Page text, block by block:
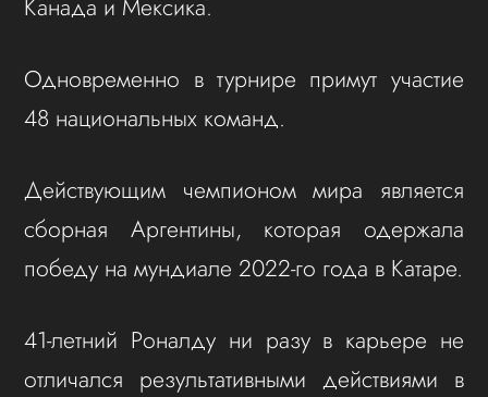
Канада и Мексика.
Одновременно в турнире примут участие
48 национальных команд.
Действующим чемпионом мира является
сборная Аргентины, которая одержала
победу на мундиале 2022-го года в Катаре.
41-летний Роналду ни разу в карьере не
отличался результативными действиями в